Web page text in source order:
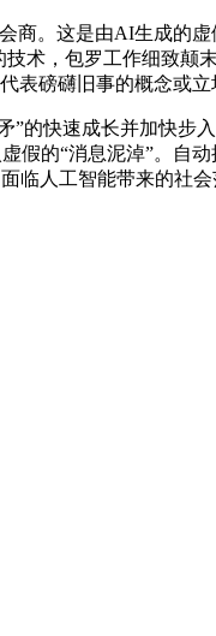
。这是由AI生成的
术，包罗工作细致颠
表磅礴旧事的概念或立
快速成长并加快步
假的“消息泥淖”。自
人工智能带来的社